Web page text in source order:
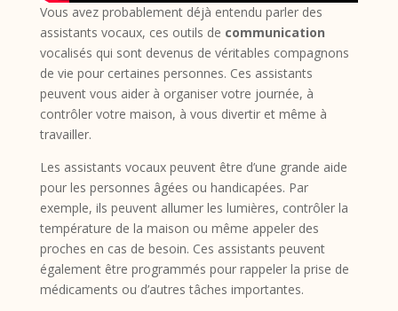
Vous avez probablement déjà entendu parler des
assistants vocaux, ces outils de communication
vocalisés qui sont devenus de véritables compagnons
de vie pour certaines personnes. Ces assistants
peuvent vous aider à organiser votre journée, à
contrôler votre maison, à vous divertir et même à
travailler.
Les assistants vocaux peuvent être d’une grande aide
pour les personnes âgées ou handicapées. Par
exemple, ils peuvent allumer les lumières, contrôler la
température de la maison ou même appeler des
proches en cas de besoin. Ces assistants peuvent
également être programmés pour rappeler la prise de
médicaments ou d’autres tâches importantes.